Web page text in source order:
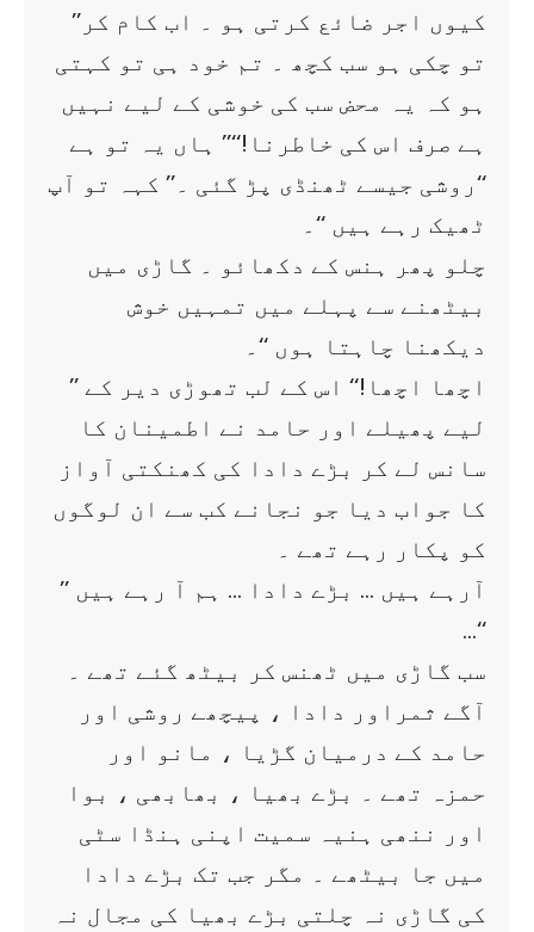
’’کیوں اجر ضائع کرتی ہو ۔ اب کام کر
تو چکی ہو سب کچھ ۔ تم خود ہی تو کہتی
ہو کہ یہ محض سب کی خوشی کے لیے نہیں
ہے صرف اس کی خاطرنا!‘‘’’ ہاں یہ تو ہے
‘‘روشی جیسے ٹھنڈی پڑ گئی ۔’’ کہہ تو آپ
ٹھیک رہے ہیں ‘‘۔
چلو پھر ہنس کے دکھائو ۔ گاڑی میں
بیٹھنے سے پہلے میں تمہیں خوش
دیکھنا چاہتا ہوں ‘‘۔
’’ اچھا اچھا!‘‘ اس کے لب تھوڑی دیر کے
لیے پھیلے اور حامد نے اطمینان کا
سانس لے کر بڑے دادا کی کھنکتی آواز
کا جواب دیا جو نجانے کب سے ان لوگوں
کو پکار رہے تھے ۔
’’ آرہے ہیں … بڑے دادا … ہم آ رہے ہیں
…‘‘
سب گاڑی میں ٹھنس کر بیٹھ گئے تھے ۔
آگے ثمراور دادا ، پیچھے روشی اور
حامد کے درمیان گڑیا ، مانو اور
حمزہ تھے ۔ بڑے بھیا ، بھابھی ، بوا
اور ننھی ہنیہ سمیت اپنی ہنڈا سٹی
میں جا بیٹھے ۔ مگر جب تک بڑے دادا
کی گاڑی نہ چلتی بڑے بھیا کی مجال نہ